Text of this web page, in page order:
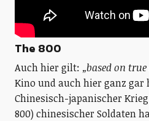
The 800
Auch hier gilt: „based on true
Kino und auch hier ganz
Chinesisch-japanischer Krieg
800) chinesischer Soldaten